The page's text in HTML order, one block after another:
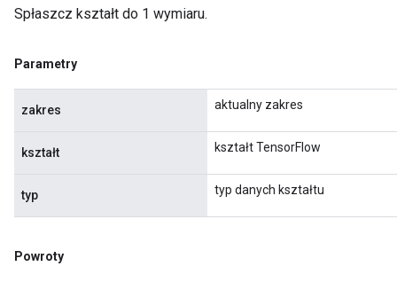
Spłaszcz kształt do 1 wymiaru.
Parametry
zakres aktualny zakres
kształt kształt TensorFlow
typ typ danych kształtu
Powroty